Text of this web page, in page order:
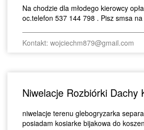
Na chodzie dla młodego kierowcy
oc.telefon 537 144 798 . Pisz smsa
Kontakt: wojciechm879@gmail.com
Niwelacje Rozbiórki Dachy
niwelacje terenu glebogryzarka
posiadam kosiarke bijakowa do